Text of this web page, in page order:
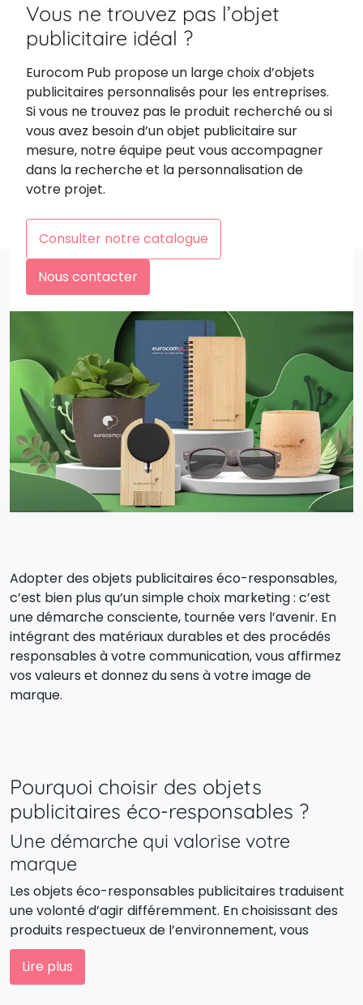
Vous ne trouvez pas l’objet
publicitaire idéal ?
Eurocom Pub propose un large choix d’objets
publicitaires personnalisés pour les entreprises.
Si vous ne trouvez pas le produit recherché ou si
vous avez besoin d’un objet publicitaire sur
mesure, notre équipe peut vous accompagner
dans la recherche et la personnalisation de
votre projet.
Consulter notre catalogue
Nous contacter
Adopter des objets publicitaires éco-responsables,
c’est bien plus qu’un simple choix marketing : c’est
une démarche consciente, tournée vers l’avenir. En
intégrant des matériaux durables et des procédés
responsables à votre communication, vous affirmez
vos valeurs et donnez du sens à votre image de
marque.
Pourquoi choisir des objets
publicitaires éco-responsables ?
Une démarche qui valorise votre
marque
Les objets éco-responsables publicitaires traduisent
une volonté d’agir différemment. En choisissant des
produits respectueux de l’environnement, vous
montrez que votre entreprise s’engage
concrètement pour un monde plus durable. C’est une
manière sincère et moderne de construire la
Lire plus